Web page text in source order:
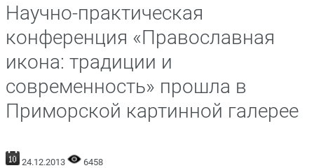
Научно-практическая
конференция «Православная
икона: традиции и
современность» прошла в
Приморской картинной галерее
24.12.2013 6458